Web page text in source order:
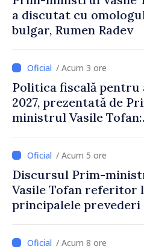
a discutat cu
bulgar, Rumen Radev
/ Acum 3 ore
Politica fiscală pentru
2027, prezentată de
ministrul Vasile Tofan:
stimularea investițiilor
taxare mai echitabilă
/ Acum 5 ore
Discursul Prim-
Vasile Tofan referitor
principalele prevederi
2027
/ Acum 8 ore